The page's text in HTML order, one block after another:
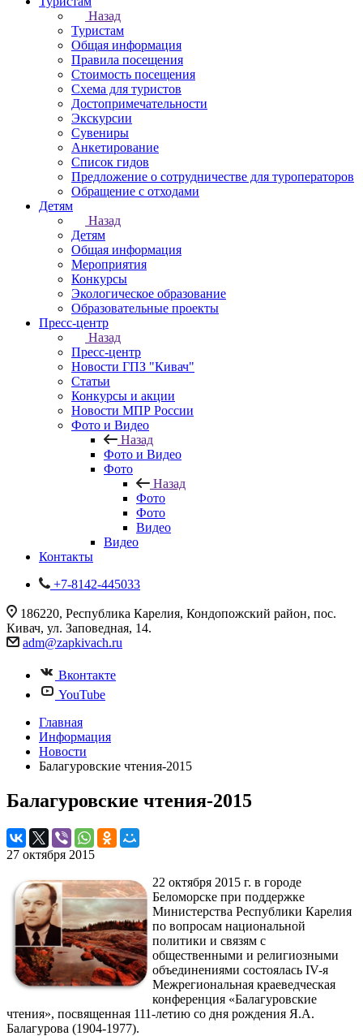
Назад
Туристам
Общая информация
Правила посещения
Стоимость посещения
Схема для туристов
Достопримечательности
Экскурсии
Сувениры
Анкетирование
Список гидов
Предложение о сотрудничестве для туроператоров
Обращение с отходами
Детям
Назад
Детям
Общая информация
Мероприятия
Конкурсы
Экологическое образование
Образовательные проекты
Пресс-центр
Назад
Пресс-центр
Новости ГПЗ "Кивач"
Статьи
Конкурсы и акции
Новости МПР России
Фото и Видео
Назад
Фото и Видео
Фото
Назад
Фото
Фото
Видео
Видео
Контакты
+7-8142-445033
186220, Республика Карелия, Кондопожский район, пос.
Кивач, ул. Заповедная, 14.
adm@zapkivach.ru
Вконтакте
YouTube
Главная
Информация
Новости
Балагуровские чтения-2015
Балагуровские чтения-2015
27 октября 2015
22 октября 2015 г. в городе
Беломорске при поддержке
Министерства Республики Карелия
по вопросам национальной
политики и связям с
общественными и религиозными
объединениями состоялась IV-я
Межрегиональная краеведческая
конференция «Балагуровские
чтения», посвященная 111-летию со дня рождения Я.А.
Балагурова (1904-1977).